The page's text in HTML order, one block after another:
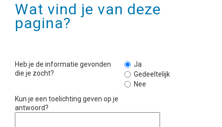
Wat vind je van deze
pagina?
Heb je de informatie gevonden
die je zocht?
Ja
Gedeeltelijk
Nee
Kun je een toelichting geven op je
antwoord?